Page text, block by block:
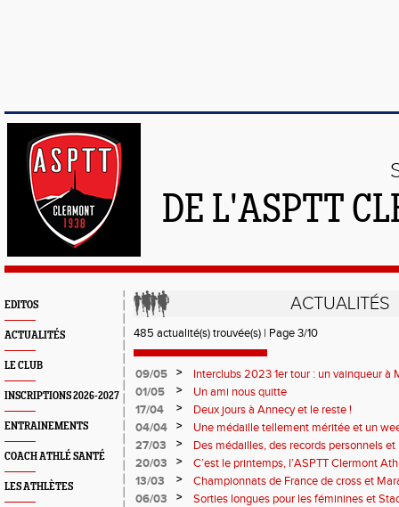
DE L'ASPTT
EDITOS
ACTUALITÉS
LE CLUB
INSCRIPTIONS 2026-2027
ENTRAINEMENTS
COACH ATHLÉ SANTÉ
LES ATHLÈTES
ACTUALITÉS
485 actualité(s) trouvée(s) | Page 3/10
09/05 >
Interclubs 2023 1er tour : un vainqueur à
01/05
>
Un ami nous quitte
17/04
>
Deux jours à Annecy et le reste !
04/04
>
Une médaille tellement méritée et un
27/03
>
Des médailles, des records personnels
stadium !
20/03 >
C’est le printemps, l’ASPTT Clermont
13/03
>
Championnats de France de cross et
06/03
>
Sorties longues pour les féminines et